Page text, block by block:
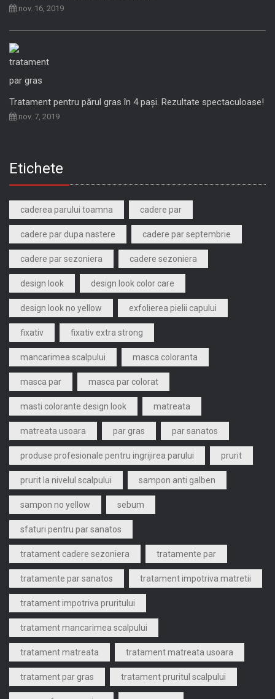
nov. 16, 2019
Tratament pentru părul gras în 4 pași. Rezultate spectaculoase!
nov. 7, 2019
Etichete
caderea parului toamna cadere par
cadere par dupa nastere cadere par septembrie
cadere par sezoniera cadere sezoniera
design look design look color care
design look no yellow exfolierea pielii capului
fixativ fixativ extra strong
mancarimea scalpului masca coloranta
masca par masca par colorat
masti colorante design look matreata
matreata usoara par gras par sanatos
produse profesionale pentru ingrijirea parului prurit
prurit la nivelul scalpului sampon anti galben
sampon no yellow sebum
sfaturi pentru par sanatos
tratament cadere sezoniera tratamente par
tratamente par sanatos tratament impotriva matretii
tratament impotriva pruritului
tratament mancarimea scalpului
tratament matreata tratament matreata usoara
tratament par gras tratament pruritul scalpului